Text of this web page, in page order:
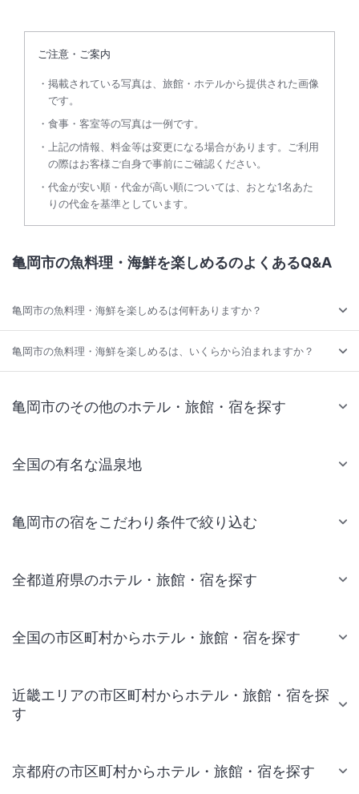
ご注意・ご案内
掲載されている写真は、旅館・ホテルから提供された画像
です。
食事・客室等の写真は一例です。
上記の情報、料金等は変更になる場合があります。ご利用
の際はお客様ご自身で事前にご確認ください。
代金が安い順・代金が高い順については、おとな1名あた
りの代金を基準としています。
亀岡市の魚料理・海鮮を楽しめるのよくあるQ&A
亀岡市の魚料理・海鮮を楽しめるは何軒ありますか？
亀岡市の魚料理・海鮮を楽しめるは、いくらから泊まれますか？
亀岡市のその他のホテル・旅館・宿を探す
全国の有名な温泉地
亀岡市の宿をこだわり条件で絞り込む
全都道府県のホテル・旅館・宿を探す
全国の市区町村からホテル・旅館・宿を探す
近畿エリアの市区町村からホテル・旅館・宿を探
す
京都府の市区町村からホテル・旅館・宿を探す